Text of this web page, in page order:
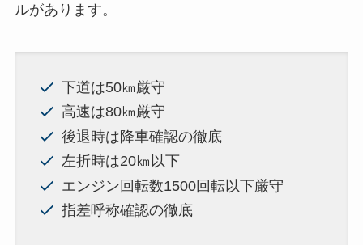
ルがあります。
下道は50㎞厳守
高速は80㎞厳守
後退時は降車確認の徹底
左折時は20㎞以下
エンジン回転数1500回転以下厳守
指差呼称確認の徹底